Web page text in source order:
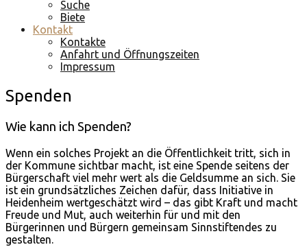
Suche
Biete
Kontakt
Kontakte
Anfahrt und Öffnungszeiten
Impressum
Spenden
Wie kann ich Spenden?
Wenn ein solches Projekt an die Öffentlichkeit tritt, sich in
der Kommune sichtbar macht, ist eine Spende seitens der
Bürgerschaft viel mehr wert als die Geldsumme an sich. Sie
ist ein grundsätzliches Zeichen dafür, dass Initiative in
Heidenheim wertgeschätzt wird – das gibt Kraft und macht
Freude und Mut, auch weiterhin für und mit den
Bürgerinnen und Bürgern gemeinsam Sinnstiftendes zu
gestalten.